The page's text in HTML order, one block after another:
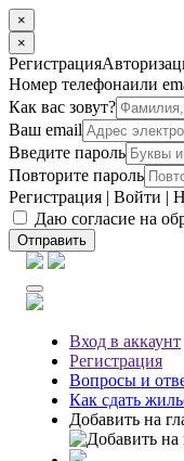
×
×
Регистрация
Номер телефонаили
Как вас зовут?
Ваш email
Введите пароль
Повторите пароль
Регистрация | Войти |
Даю согласие на
Отправить
Вход в аккаунт
Регистрация
Вопросы и
Как сдать
Добавить на